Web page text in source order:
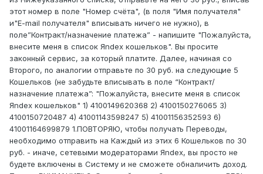
этот номер в поле "Номер счёта", (в поля "Имя получателя"
и"E-mail получателя" вписывать ничего не нужно), в
поле”Контракт/назначение платежа” - напишите "Пожалуйста,
внесите меня в список Яndex кошельков". Вы просите
законный сервис, за который платите. Далее, начиная со
Второго, по аналогии отправьте по 30 руб. на следующие 5
Кошельков (не забудьте вписывать в поле “Контракт/
назначение платежа”: "Пожалуйста, внесите меня в список
Яndex кошельков" 1) 4100149620368 2) 4100150276065 3)
4100150720487 4) 41001143598247 5) 41001156352593 6)
41001164699879 1.ПОВТОРЯЮ, чтобы получать Переводы,
необходимо отправить на Каждый из этих 6 Кошельков по 30
руб. - иначе, сетевыми модераторами Яndex, вы просто не
будете включены в Систему и не сможете обналичить доход.